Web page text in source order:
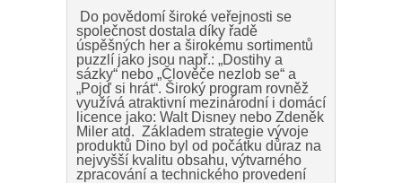
Do povědomí široké veřejnosti se
společnost dostala díky řadě
úspěšných her a širokému sortimentů
puzzlí jako jsou např.: „Dostihy a
sázky“ nebo „Člověče nezlob se“ a
„Pojď si hrát“. Široký program rovněž
využívá atraktivní mezinárodní i domácí
licence jako: Walt Disney nebo Zdeněk
Miler atd. Základem strategie vývoje
produktů Dino byl od počátku důraz na
nejvyšší kvalitu obsahu, výtvarného
zpracování a technického provedení